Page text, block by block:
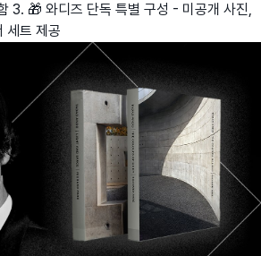
3. 🎁 와디즈 단독 특별 구성 - 미공개 사진,
세트 제공